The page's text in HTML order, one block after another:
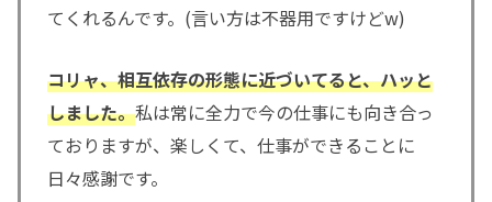
てくれるんです。(言い方は不器用ですけどw)
コリャ、相互依存の形態に近づいてると、ハッと
しました。私は常に全力で今の仕事にも向き合っ
ておりますが、楽しくて、仕事ができることに
日々感謝です。